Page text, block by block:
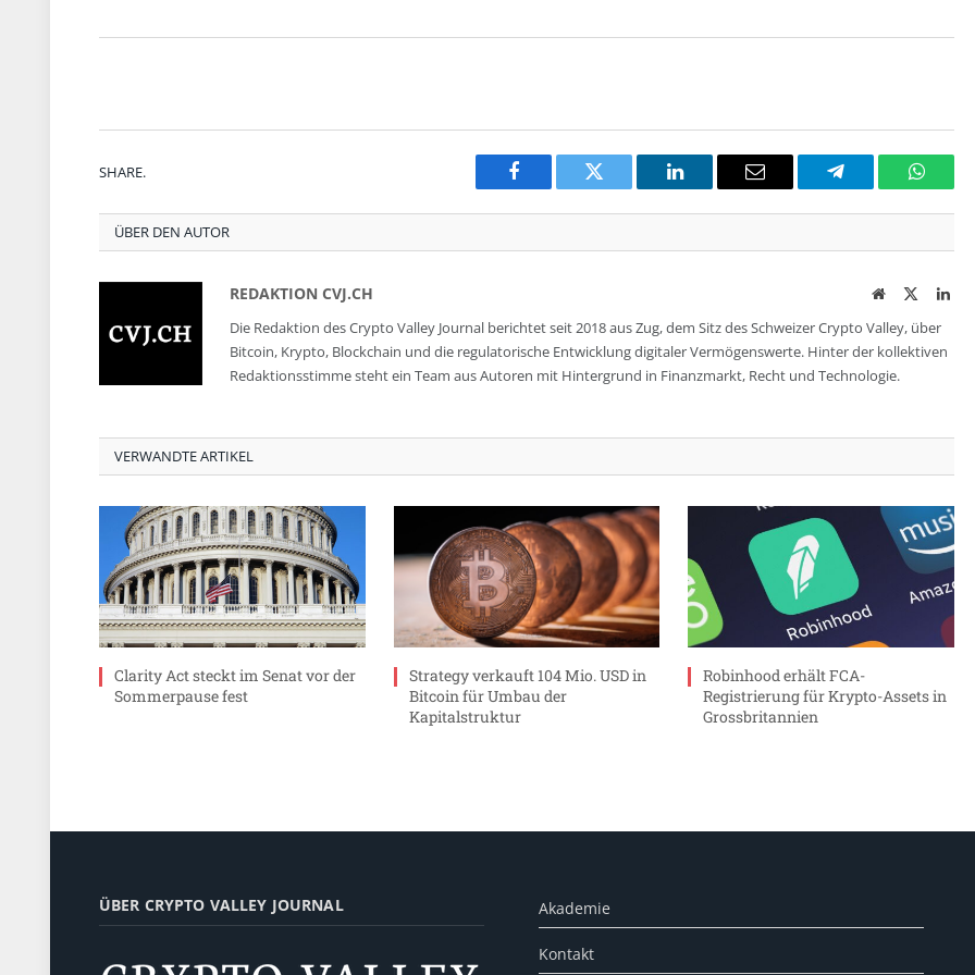
SHARE.
Facebook Twitter LinkedIn Email Telegram
ÜBER DEN AUTOR
REDAKTION CVJ.CH WebsiteTwitter
Die Redaktion des Crypto Valley Journal berichtet seit 2018 aus Zug, dem Sitz des Schweizer Crypto Valley, über
Bitcoin, Krypto, Blockchain und die regulatorische Entwicklung digitaler Vermögenswerte. Hinter der kollektiven
Redaktionsstimme steht ein Team aus Autoren mit Hintergrund in Finanzmarkt, Recht und Technologie.
VERWANDTE ARTIKEL
Clarity Act steckt im Senat vor der
Sommerpause fest
Strategy verkauft 104 Mio. USD in
Bitcoin für Umbau der
Kapitalstruktur
Robinhood erhält FCA-
Registrierung für Krypto-Assets in
Grossbritannien
ÜBER CRYPTO VALLEY JOURNAL Akademie
Kontakt